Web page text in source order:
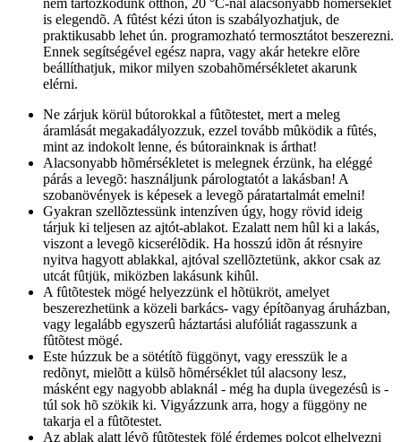
is elegendõ. A fûtést kézi úton is szabályozhatjuk, de
praktikusabb lehet ún. programozható termosztátot beszerezni.
Ennek segítségével egész napra, vagy akár hetekre elõre
beállíthatjuk, mikor milyen szobahõmérsékletet akarunk
elérni.
Ne zárjuk körül bútorokkal a fûtõtestet, mert a meleg
áramlását megakadályozzuk, ezzel tovább mûködik a fûtés,
mint az indokolt lenne, és bútorainknak is árthat!
Alacsonyabb hõmérsékletet is melegnek érzünk, ha eléggé
párás a levegõ: használjunk párologtatót a lakásban! A
szobanövények is képesek a levegõ páratartalmát emelni!
Gyakran szellõztessünk intenzíven úgy, hogy rövid ideig
tárjuk ki teljesen az ajtót-ablakot. Ezalatt nem hûl ki a lakás,
viszont a levegõ kicserélõdik. Ha hosszú idõn át résnyire
nyitva hagyott ablakkal, ajtóval szellõztetünk, akkor csak az
utcát fûtjük, miközben lakásunk kihûl.
A fûtõtestek mögé helyezzünk el hõtükröt, amelyet
beszerezhetünk a közeli barkács- vagy építõanyag áruházban,
vagy legalább egyszerû háztartási alufóliát ragasszunk a
fûtõtest mögé.
Este húzzuk be a sötétítõ függönyt, vagy eresszük le a
redõnyt, mielõtt a külsõ hõmérséklet túl alacsony lesz,
másként egy nagyobb ablaknál - még ha dupla üvegezésû is -
túl sok hõ szökik ki. Vigyázzunk arra, hogy a függöny ne
takarja el a fûtõtestet.
Az ablak alatt lévõ fûtõtestek fölé érdemes polcot elhelyezni